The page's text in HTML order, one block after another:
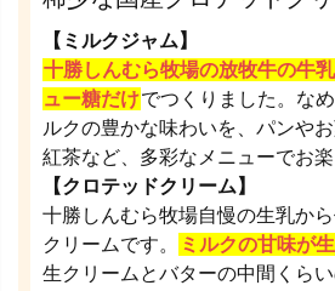
【ミルクジャム】
十勝しんむら牧場の放牧牛の牛
ュー糖だけでつくりました。な
ルクの豊かな味わいを、パンやお
紅茶など、多彩なメニューでお楽
【クロテッドクリーム】
十勝しんむら牧場自慢の生乳か
クリームです。
ミルクの甘味が
生クリームとバターの中間くら